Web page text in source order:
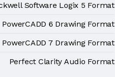
Software Logix 5 Format
PowerCADD 6 Drawing Format
PowerCADD 7 Drawing Format
Perfect Clarity Audio Format